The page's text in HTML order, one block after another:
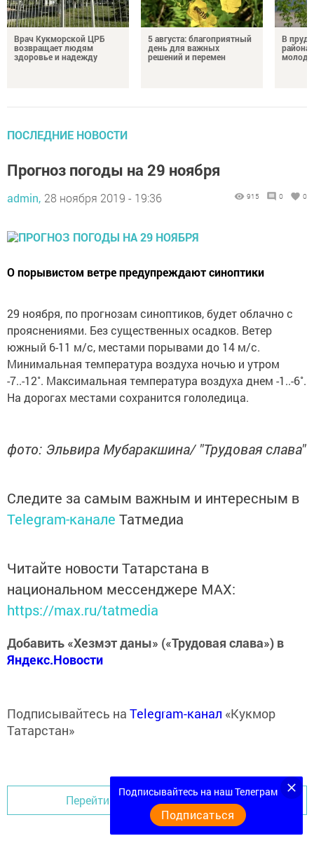
Врач Кукморской ЦРБ
возвращает людям
здоровье и надежду
5 августа: благоприятный
день для важных
решений и перемен
В
района
ПОСЛЕДНИЕ НОВОСТИ
Прогноз погоды на 29 ноября
admin, 28 ноября 2019 - 19:36 915 0 0
О порывистом ветре предупреждают синоптики
29 ноября, по прогнозам синоптиков, будет облачно с
прояснениями. Без существенных осадков. Ветер
южный 6-11 м/с, местами порывами до 14 м/с.
Минимальная температура воздуха ночью и утром
-7..-12˚. Максимальная температура воздуха днем -1..-6˚.
На дорогах местами сохранится гололедица.
фото: Эльвира Мубаракшина/ "Трудовая слава"
Следите за самым важным и интересным в
Telegram-канале Татмедиа
Читайте новости Татарстана в
национальном мессенджере MАХ:
https://max.ru/tatmedia
Добавить «Хезмэт даны» («Трудовая слава») в
Яндекс.Новости
Подписывайтесь на Telegram-канал «Кукмор
Татарстан»
Перейти на страницу новости
Подписывайтесь на наш Телеграм
Подписаться